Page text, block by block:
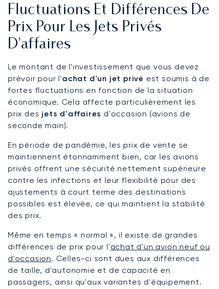
Fluctuations Et Différences De
Prix Pour Les Jets Privés
D'affaires
Le montant de l'investissement que vous devez
prévoir pour l'achat d'un jet privé est soumis à de
fortes fluctuations en fonction de la situation
économique. Cela affecte particulièrement les
prix des jets d'affaires d'occasion (avions de
seconde main).
En période de pandémie, les prix de vente se
maintiennent étonnamment bien, car les avions
privés offrent une sécurité nettement supérieure
contre les infections et leur flexibilité pour des
ajustements à court terme des destinations
possibles est élevée, ce qui maintient la stabilité
des prix.
Même en temps « normal », il existe de grandes
différences de prix pour l'achat d'un avion neuf ou
d'occasion. Celles-ci sont dues aux différences
de taille, d'autonomie et de capacité en
passagers, ainsi qu'aux variantes d'équipement.